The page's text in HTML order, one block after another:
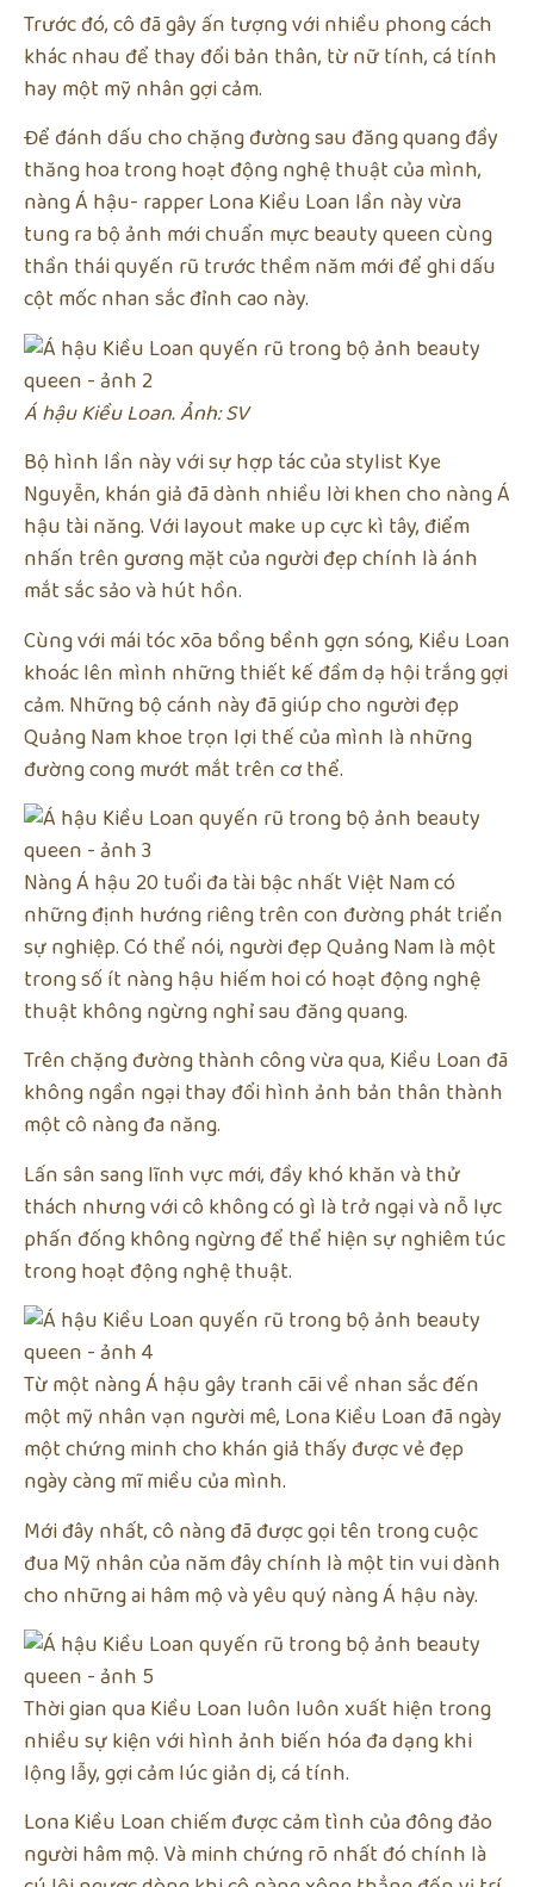
Trước đó, cô đã gây ấn tượng với nhiều phong cách
khác nhau để thay đổi bản thân, từ nữ tính, cá tính
hay một mỹ nhân gợi cảm.
Để đánh dấu cho chặng đường sau đăng quang đầy
thăng hoa trong hoạt động nghệ thuật của mình,
nàng Á hậu- rapper Lona Kiều Loan lần này vừa
tung ra bộ ảnh mới chuẩn mực beauty queen cùng
thần thái quyến rũ trước thềm năm mới để ghi dấu
cột mốc nhan sắc đỉnh cao này.
Á hậu Kiều Loan. Ảnh: SV
Bộ hình lần này với sự hợp tác của stylist Kye
Nguyễn, khán giả đã dành nhiều lời khen cho nàng Á
hậu tài năng. Với layout make up cực kì tây, điểm
nhấn trên gương mặt của người đẹp chính là ánh
mắt sắc sảo và hút hồn.
Cùng với mái tóc xõa bồng bềnh gợn sóng, Kiều Loan
khoác lên mình những thiết kế đầm dạ hội trắng gợi
cảm. Những bộ cánh này đã giúp cho người đẹp
Quảng Nam khoe trọn lợi thế của mình là những
đường cong mướt mắt trên cơ thể.
Nàng Á hậu 20 tuổi đa tài bậc nhất Việt Nam có
những định hướng riêng trên con đường phát triển
sự nghiệp. Có thể nói, người đẹp Quảng Nam là một
trong số ít nàng hậu hiếm hoi có hoạt động nghệ
thuật không ngừng nghỉ sau đăng quang.
Trên chặng đường thành công vừa qua, Kiều Loan đã
không ngần ngại thay đổi hình ảnh bản thân thành
một cô nàng đa năng.
Lấn sân sang lĩnh vực mới, đầy khó khăn và thử
thách nhưng với cô không có gì là trở ngại và nỗ lực
phấn đống không ngừng để thể hiện sự nghiêm túc
trong hoạt động nghệ thuật.
Từ một nàng Á hậu gây tranh cãi về nhan sắc đến
một mỹ nhân vạn người mê, Lona Kiều Loan đã ngày
một chứng minh cho khán giả thấy được vẻ đẹp
ngày càng mĩ miều của mình.
Mới đây nhất, cô nàng đã được gọi tên trong cuộc
đua Mỹ nhân của năm đây chính là một tin vui dành
cho những ai hâm mộ và yêu quý nàng Á hậu này.
Thời gian qua Kiều Loan luôn luôn xuất hiện trong
nhiều sự kiện với hình ảnh biến hóa đa dạng khi
lộng lẫy, gợi cảm lúc giản dị, cá tính.
Lona Kiều Loan chiếm được cảm tình của đông đảo
người hâm mộ. Và minh chứng rõ nhất đó chính là